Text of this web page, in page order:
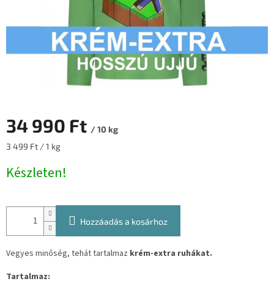
34 990 Ft / 10 kg
Egységár:
3 499 Ft / 1 kg
Készleten!
Hozzáadás a kosárhoz
Vegyes minőség, tehát tartalmaz krém-extra ruhákat.
Tartalmaz: